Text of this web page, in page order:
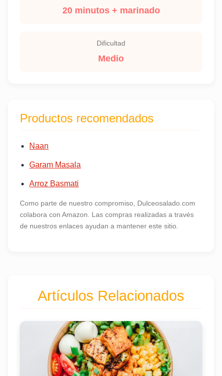
20 minutos + marinado
Dificultad
Medio
Productos recomendados
Naan
Garam Masala
Arroz Basmati
Como parte de nuestro compromiso, Dulceosalado.com
colabora con Amazon. Las compras realizadas a través
de nuestros enlaces ayudan a mantener este sitio.
Artículos Relacionados